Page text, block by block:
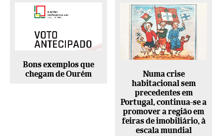
Bons exemplos que
chegam de Ourém
Numa crise
habitacional sem
precedentes em
Portugal, continua-se a
promover a região em
feiras de imobiliário, à
escala mundial